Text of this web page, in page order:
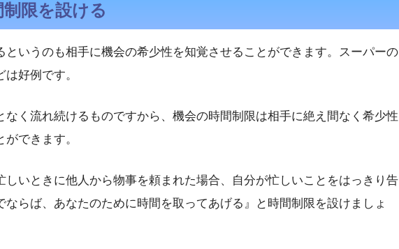
限を設ける
というのも相手に機会の希少性を知覚させることができます。スーパーの
好例です。
なく流れ続けるものですから、機会の時間制限は相手に絶え間なく希少性
できます。
しいときに他人から物事を頼まれた場合、自分が忙しいことをはっきり告
ならば、あなたのために時間を取ってあげる』と時間制限を設けましょ